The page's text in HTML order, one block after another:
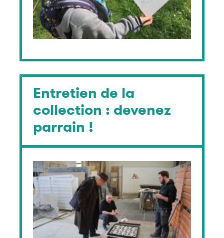
Entretien de la
collection : devenez
parrain !